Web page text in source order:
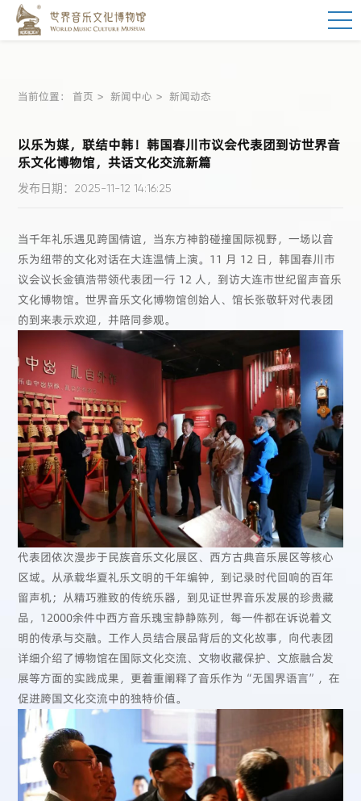
当前位置：首页 新闻中心 新闻动态
以乐为媒，联结中韩！韩国春川市议会代表团到访世界音
乐文化博物馆，共话文化交流新篇
发布日期：2025-11-12 14:16:25
当千年礼乐遇见跨国情谊，当东方神韵碰撞国际视野，一场以音
乐为纽带的文化对话在大连温情上演。11 月 12 日，韩国春川市
议会议长金镇浩带领代表团一行 12 人，到访大连市世纪留声音乐
文化博物馆。世界音乐文化博物馆创始人、馆长张敬轩对代表团
的到来表示欢迎，并陪同参观。
代表团依次漫步于民族音乐文化展区、西方古典音乐展区等核心
区域。从承载华夏礼乐文明的千年编钟，到记录时代回响的百年
留声机；从精巧雅致的传统乐器，到见证世界音乐发展的珍贵藏
品，12000余件中西方音乐瑰宝静静陈列，每一件都在诉说着文
明的传承与交融。工作人员结合展品背后的文化故事，向代表团
详细介绍了博物馆在国际文化交流、文物收藏保护、文旅融合发
展等方面的实践成果，更着重阐释了音乐作为“无国界语言”，在
促进跨国文化交流中的独特价值。